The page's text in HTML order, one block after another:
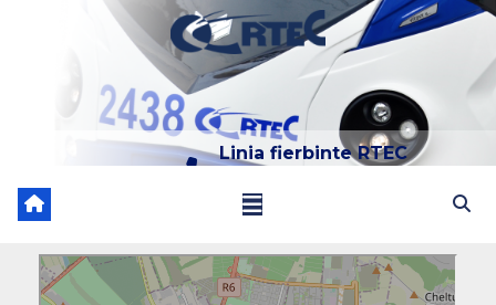
Linia fierbinte RTEC